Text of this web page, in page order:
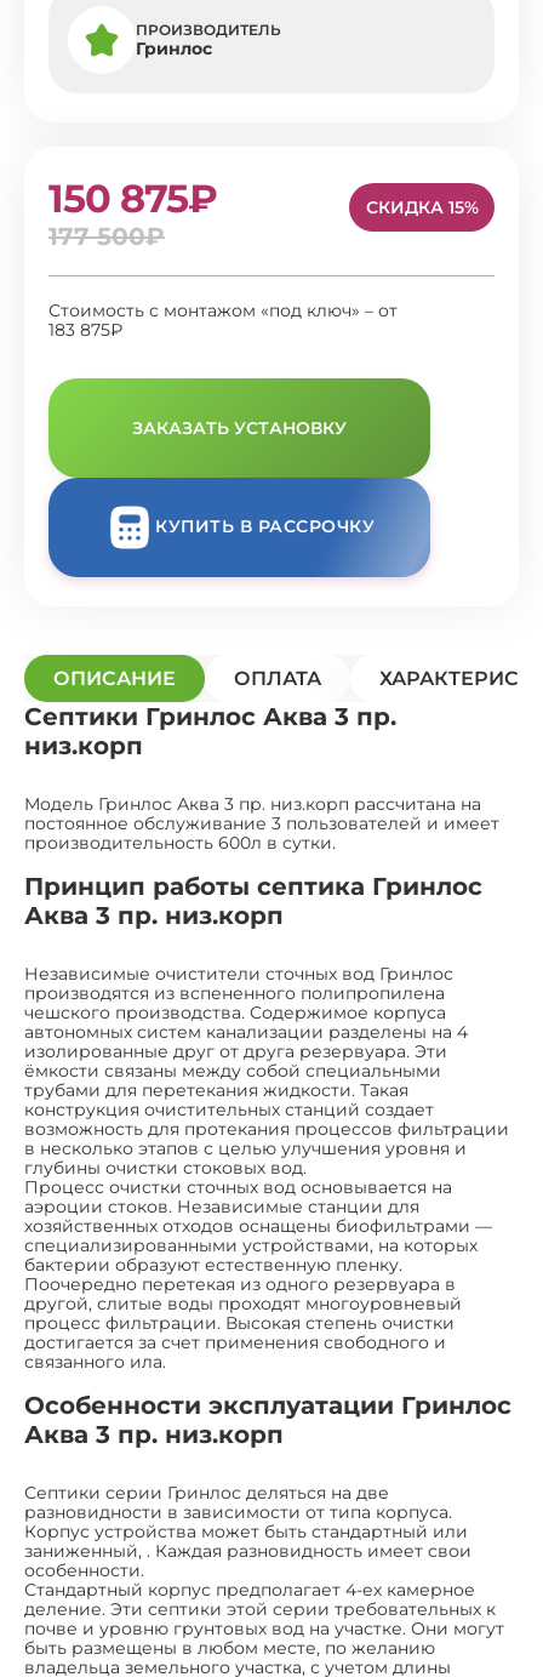
ПРОИЗВОДИТЕЛЬ
Гринлос
150 875₽
177 500₽
СКИДКА 15%
Стоимость с монтажом «под ключ» – от
183 875₽
ЗАКАЗАТЬ УСТАНОВКУ
КУПИТЬ В РАССРОЧКУ
ОПИСАНИЕ ОПЛАТА
Септики Гринлос Аква 3 пр.
низ.корп
Модель Гринлос Аква 3 пр. низ.корп рассчитана на
постоянное обслуживание 3 пользователей и имеет
производительность 600л в сутки.
Принцип работы септика Гринлос
Аква 3 пр. низ.корп
Независимые очистители сточных вод Гринлос
производятся из вспененного полипропилена
чешского производства. Содержимое корпуса
автономных систем канализации разделены на 4
изолированные друг от друга резервуара. Эти
ёмкости связаны между собой специальными
трубами для перетекания жидкости. Такая
конструкция очистительных станций создает
возможность для протекания процессов фильтрации
в несколько этапов с целью улучшения уровня и
глубины очистки стоковых вод.
Процесс очистки сточных вод основывается на
аэроции стоков. Независимые станции для
хозяйственных отходов оснащены биофильтрами —
специализированными устройствами, на которых
бактерии образуют естественную пленку.
Поочередно перетекая из одного резервуара в
другой, слитые воды проходят многоуровневый
процесс фильтрации. Высокая степень очистки
достигается за счет применения свободного и
связанного ила.
Особенности эксплуатации Гринлос
Аква 3 пр. низ.корп
Септики серии Гринлос деляться на две
разновидности в зависимости от типа корпуса.
Корпус устройства может быть стандартный или
заниженный, . Каждая разновидность имеет свои
особенности.
Стандартный корпус предполагает 4-ех камерное
деление. Эти септики этой серии требовательных к
почве и уровню грунтовых вод на участке. Они могут
быть размещены в любом месте, по желанию
владельца земельного участка, с учетом длины